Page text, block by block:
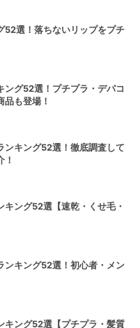
52選！落ちないリップをプチ
ング52選！プチプラ・デパコ
品も登場！
ンキング52選！徹底調査して
！
キング52選【速乾・くせ毛・
ンキング52選！初心者・メン
キング52選【プチプラ・髪質